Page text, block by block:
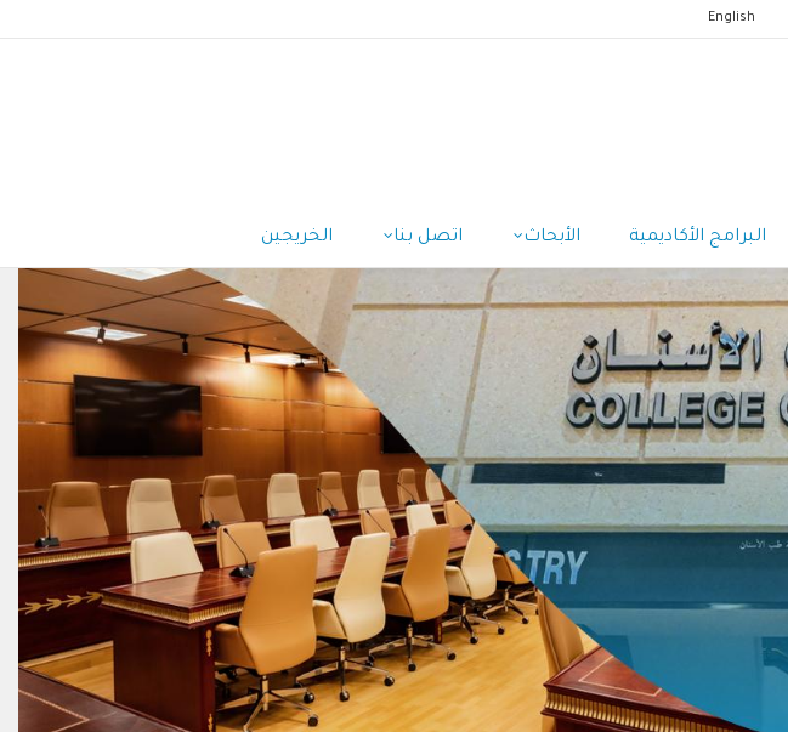
English
البرامج الأكاديمية الأبحاث اتصل بنا الخريجين